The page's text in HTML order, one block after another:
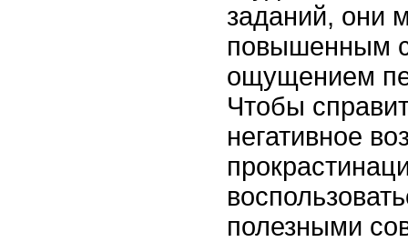
заданий, они
повышенным
ощущением
Чтобы
негативное
полезными